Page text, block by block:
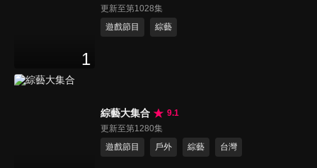
1
更新至第1028集
遊戲節目
綜藝
綜藝大集合
9.1
更新至第1280集
遊戲節目
戶外 綜藝 台灣